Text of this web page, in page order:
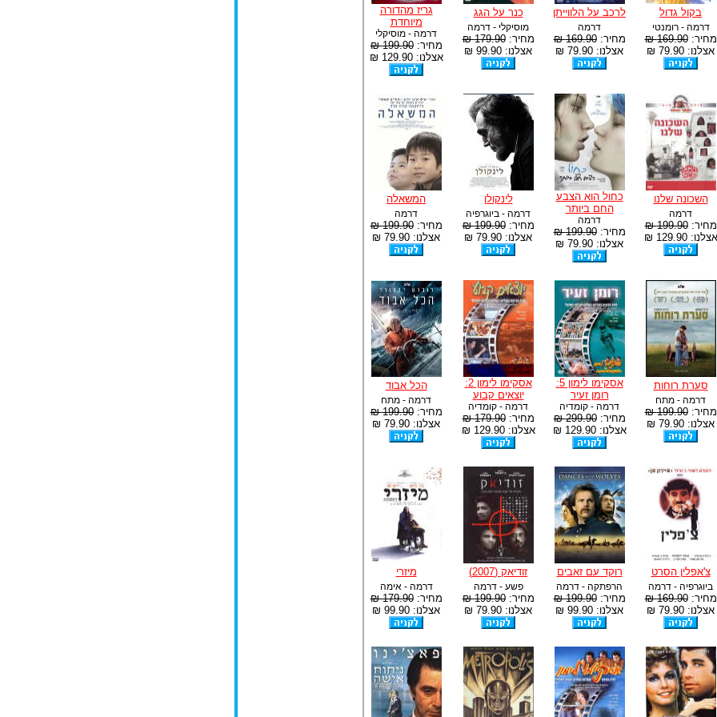
בקול גדול
דרמה - רומנטי
מחיר:169.90 ₪
אצלנו: 79.90 ₪
לרכב על הלווייתן
דרמה
מחיר:169.90 ₪
אצלנו: 79.90 ₪
כנר על הגג
מוסיקלי - דרמה
מחיר:179.90 ₪
אצלנו: 99.90 ₪
גריז מהדורה
מיוחדת
דרמה - מוסיקלי
מחיר:199.90 ₪
אצלנו: 129.90 ₪
השכונה שלנו
דרמה
מחיר:199.90 ₪
אצלנו: 129.90 ₪
כחול הוא הצבע
החם ביותר
דרמה
מחיר:199.90 ₪
אצלנו: 79.90 ₪
לינקולן
דרמה - ביוגרפיה
מחיר:199.90 ₪
אצלנו: 79.90 ₪
המשאלה
דרמה
מחיר:199.90 ₪
אצלנו: 79.90 ₪
סערת רוחות
דרמה - מתח
מחיר:199.90 ₪
אצלנו: 79.90 ₪
אסקימו לימון 5:
רומן זעיר
דרמה - קומדיה
מחיר:299.90 ₪
אצלנו: 129.90 ₪
אסקימו לימון 2:
יוצאים קבוע
דרמה - קומדיה
מחיר:179.90 ₪
אצלנו: 129.90 ₪
הכל אבוד
דרמה - מתח
מחיר:199.90 ₪
אצלנו: 79.90 ₪
צ'אפלין הסרט
ביוגרפיה - דרמה
מחיר:169.90 ₪
אצלנו: 79.90 ₪
רוקד עם זאבים
הרפתקה - דרמה
מחיר:199.90 ₪
אצלנו: 99.90 ₪
זודיאק (2007)
פשע - דרמה
מחיר:199.90 ₪
אצלנו: 79.90 ₪
מיזרי
דרמה - אימה
מחיר:179.90 ₪
אצלנו: 99.90 ₪